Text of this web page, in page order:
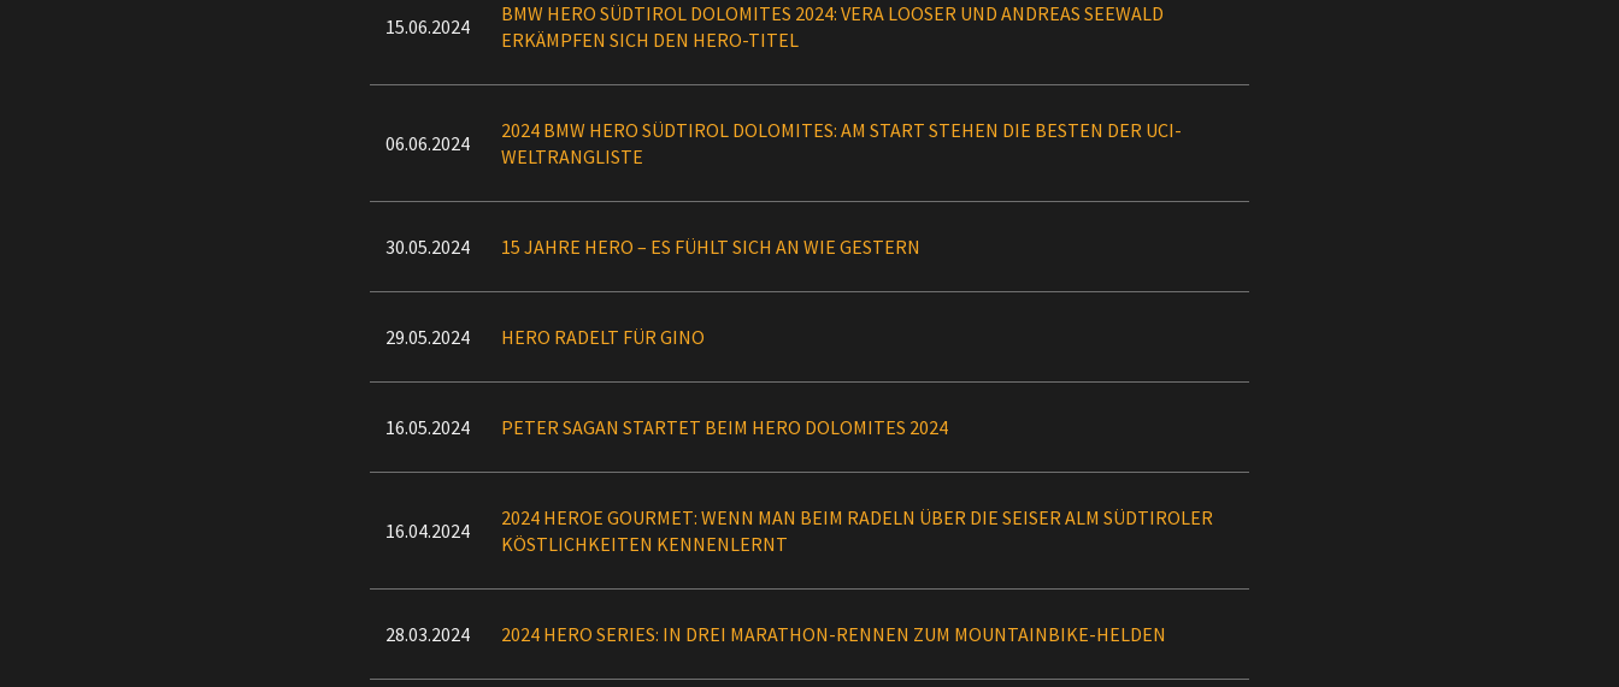
15.06.2024
BMW HERO SÜDTIROL DOLOMITES 2024: VERA LOOSER UND ANDREAS SEEWALD
ERKÄMPFEN SICH DEN HERO-TITEL
06.06.2024
2024 BMW HERO SÜDTIROL DOLOMITES: AM START STEHEN DIE BESTEN DER UCI-
WELTRANGLISTE
30.05.2024 15 JAHRE HERO – ES FÜHLT SICH AN WIE GESTERN
29.05.2024 HERO RADELT FÜR GINO
16.05.2024 PETER SAGAN STARTET BEIM HERO DOLOMITES 2024
16.04.2024
2024 HEROE GOURMET: WENN MAN BEIM RADELN ÜBER DIE SEISER ALM SÜDTIROLER
KÖSTLICHKEITEN KENNENLERNT
28.03.2024 2024 HERO SERIES: IN DREI MARATHON-RENNEN ZUM MOUNTAINBIKE-HELDEN